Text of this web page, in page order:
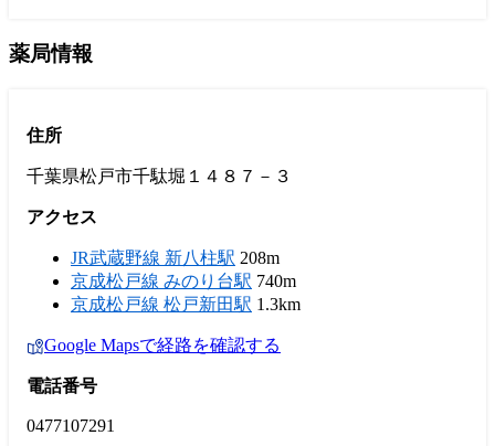
薬局情報
住所
千葉県松戸市千駄堀１４８７－３
アクセス
JR武蔵野線 新八柱駅 208m
京成松戸線 みのり台駅 740m
京成松戸線 松戸新田駅 1.3km
Google Mapsで経路を確認する
電話番号
0477107291